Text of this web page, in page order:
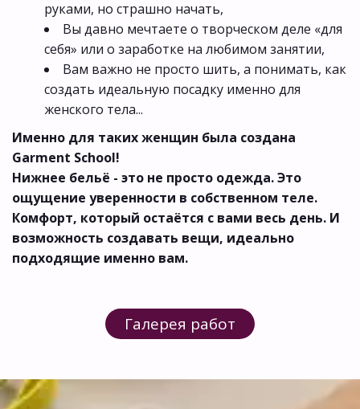
руками, но страшно начать,
Вы давно мечтаете о творческом деле «для
себя» или о заработке на любимом занятии,
Вам важно не просто шить, а понимать, как
создать идеальную посадку именно для
женского тела...
Именно для таких женщин была создана
Garment School!
Нижнее бельё - это не просто одежда. Это
ощущение уверенности в собственном теле.
Комфорт, который остаётся с вами весь день. И
возможность создавать вещи, идеально
подходящие именно вам.
Галерея работ